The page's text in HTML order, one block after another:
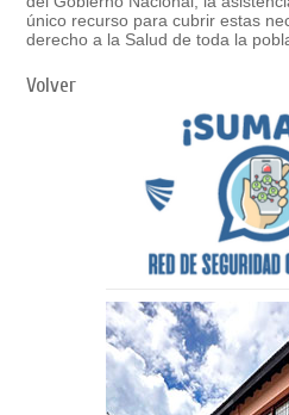
único recurso para cubrir estas
derecho a la Salud de toda la
Volver